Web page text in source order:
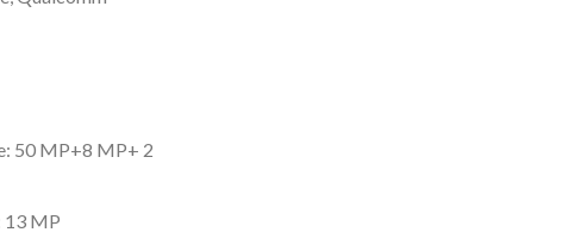
50 MP+8 MP+ 2
13 MP